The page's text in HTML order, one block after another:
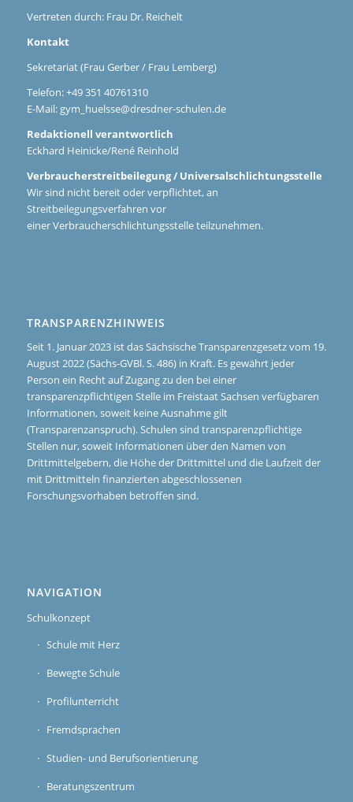
Vertreten durch: Frau Dr. Reichelt
Kontakt
Sekretariat (Frau Gerber / Frau Lemberg)
Telefon: +49 351 40761310
E-Mail: gym_huelsse@dresdner-schulen.de
Redaktionell verantwortlich
Eckhard Heinicke/René Reinhold
Verbraucherstreitbeilegung / Universalschlichtungsstelle
Wir sind nicht bereit oder verpflichtet, an
Streitbeilegungsverfahren vor
einer Verbraucherschlichtungsstelle teilzunehmen.
TRANSPARENZHINWEIS
Seit 1. Januar 2023 ist das Sächsische Transparenzgesetz vom 19.
August 2022 (Sächs-GVBl. S. 486) in Kraft. Es gewährt jeder
Person ein Recht auf Zugang zu den bei einer
transparenzpflichtigen Stelle im Freistaat Sachsen verfügbaren
Informationen, soweit keine Ausnahme gilt
(Transparenzanspruch). Schulen sind transparenzpflichtige
Stellen nur, soweit Informationen über den Namen von
Drittmittelgebern, die Höhe der Drittmittel und die Laufzeit der
mit Drittmitteln finanzierten abgeschlossenen
Forschungsvorhaben betroffen sind.
NAVIGATION
Schulkonzept
Schule mit Herz
Bewegte Schule
Profilunterricht
Fremdsprachen
Studien- und Berufsorientierung
Beratungszentrum